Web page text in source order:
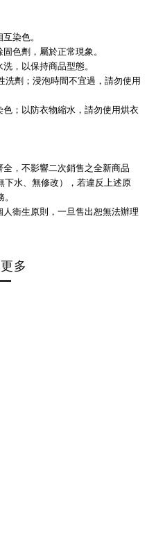
染色。
色劑，屬於正常現象。
，以保持商品型態。
洗劑；浸泡時間不宜過，請勿使用
；以防衣物縮水，請勿使用烘衣
，不影響二次銷售之全新商品
下水、無修改 ）
，若違反上述原
衛生原則，一旦售出恕無法辦理
多